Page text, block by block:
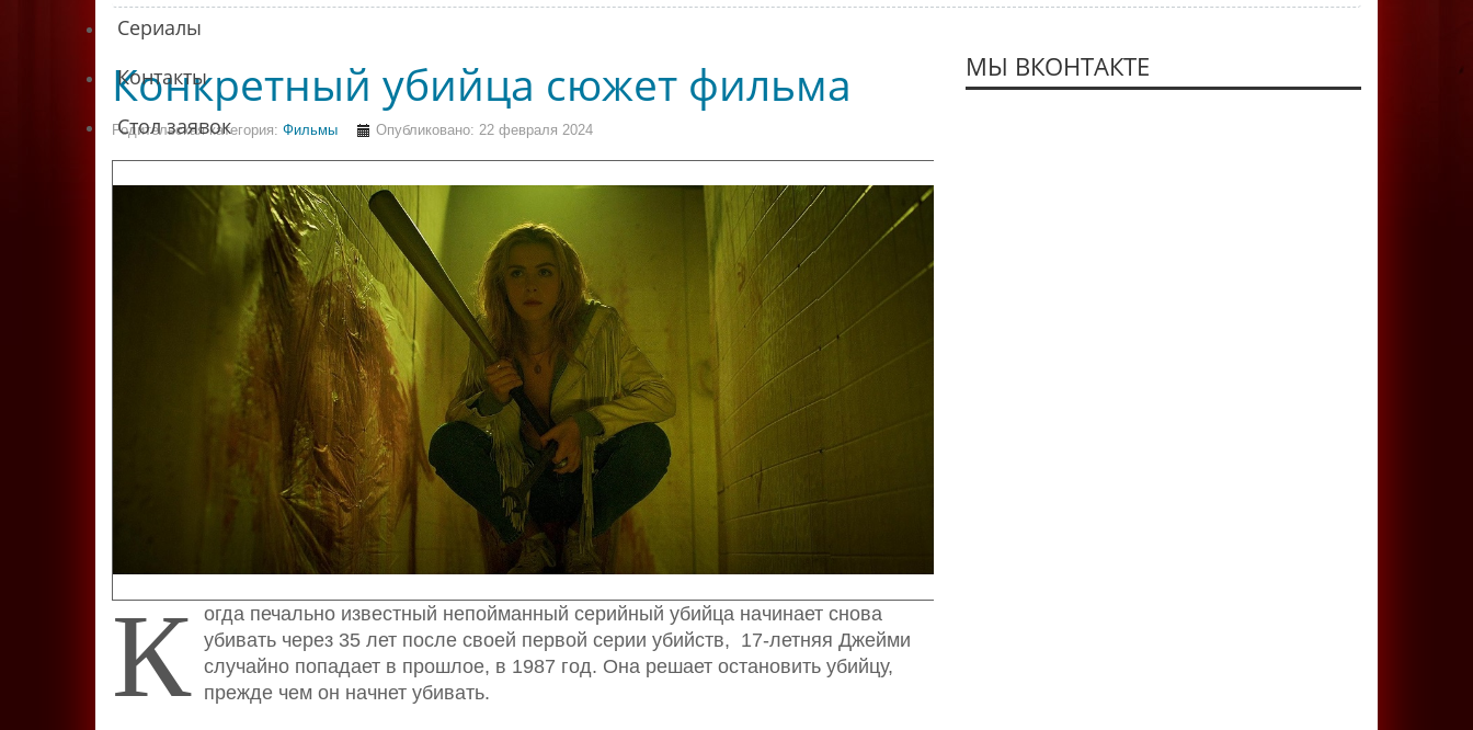
Сериалы
Контакты
Стол заявок
Конкретный убийца сюжет фильма
Родительская категория: Фильмы Опубликовано: 22 февраля 2024
К огда печально известный непойманный серийный убийца начинает снова
убивать через 35 лет после своей первой серии убийств, 17-летняя Джейми
случайно попадает в прошлое, в 1987 год. Она решает остановить убийцу,
прежде чем он начнет убивать.
МЫ ВКОНТАКТЕ